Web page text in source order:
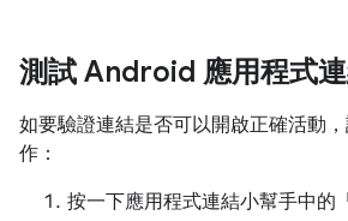
測試 Android 應用程式
如要驗證連結是否可以開啟正確活動
作：
按一下應用程式連結小幫手中的